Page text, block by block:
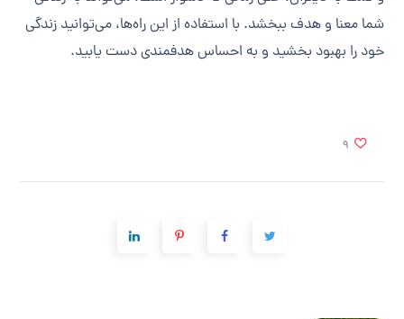
شما معنا و هدف ببخشد. با استفاده از این راه‌ها، می‌توانید زندگی
خود را بهبود بخشید و به احساس هدفمندی دست یابید.
9